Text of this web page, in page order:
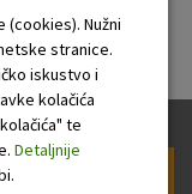
(cookies). Nužni
stranice.
iskustvo i
kolačića
te
Detaljnije